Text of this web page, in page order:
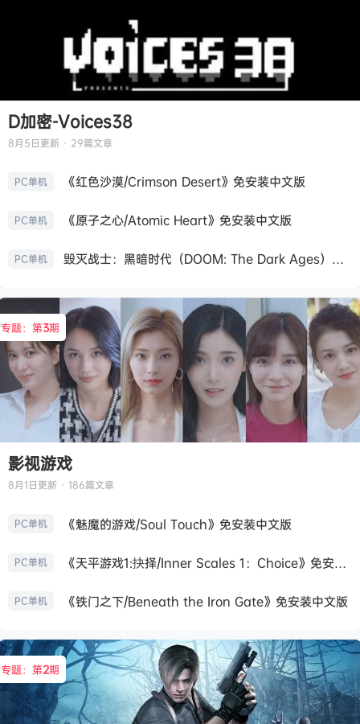
D加密-Voices38
8月5日更新 · 29篇文章
PC单机 《红色沙漠/Crimson Desert》免安装中文版
PC单机 《原子之心/Atomic Heart》免安装中文版
PC单机 毁灭战士：黑暗时代（DOOM: The Dark Ages）免安装中文版
专题：第3期
影视游戏
8月1日更新 · 186篇文章
PC单机 《魅魔的游戏/Soul Touch》免安装中文版
PC单机 《天平游戏1:抉择/Inner Scales 1：Choice》免安装中文版
PC单机 《铁门之下/Beneath the Iron Gate》免安装中文版
专题：第2期